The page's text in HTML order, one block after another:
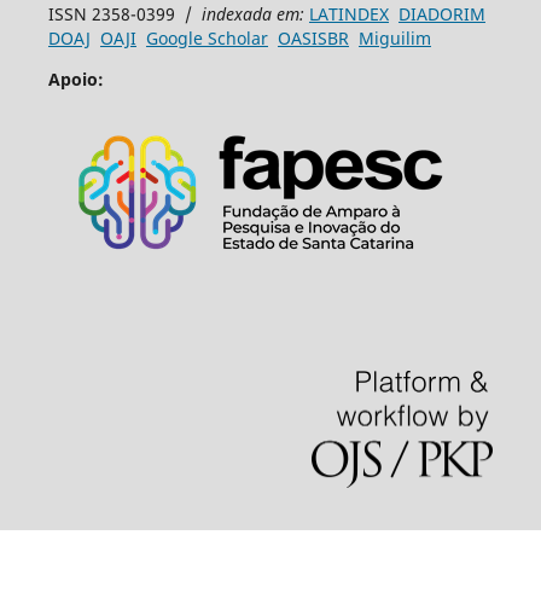
ISSN 2358-0399 / indexada em: LATINDEX DIADORIM
DOAJ OAJI Google Scholar OASISBR Miguilim
Apoio: